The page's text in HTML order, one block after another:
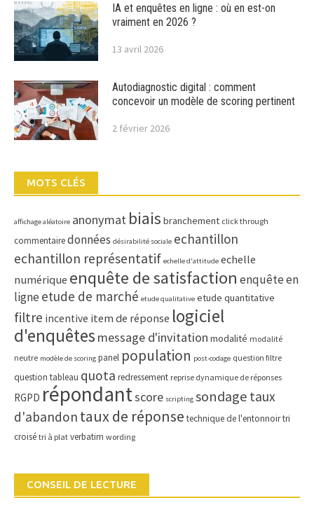
IA et enquêtes en ligne : où en est-on
vraiment en 2026 ?
13 avril 2026
Autodiagnostic digital : comment
concevoir un modèle de scoring pertinent
2 février 2026
MOTS CLÉS
affichage aléatoire anonymat biais branchement click through
commentairedonnées désirabilité sociale echantillon
echantillon représentatif echelle d'attitude echelle
numérique enquête de satisfaction enquête en
ligneetude de marché etude qualitative etude quantitative
filtre incentive item de réponse logiciel
d'enquêtes message d'invitation modalité modalité
neutre modèle de scoring panel population post-codage question filtre
question tableau quota redressement reprise dynamique de réponses
RGPD répondantscore scripting sondage taux
d'abandon taux de réponse technique de l'entonnoirtri
croisé tri à plat verbatim wording
CONSEIL DE LECTURE